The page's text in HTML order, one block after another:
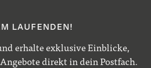
LAUFENDEN!
erhalte exklusive Einblicke,
direkt in dein Postfach.